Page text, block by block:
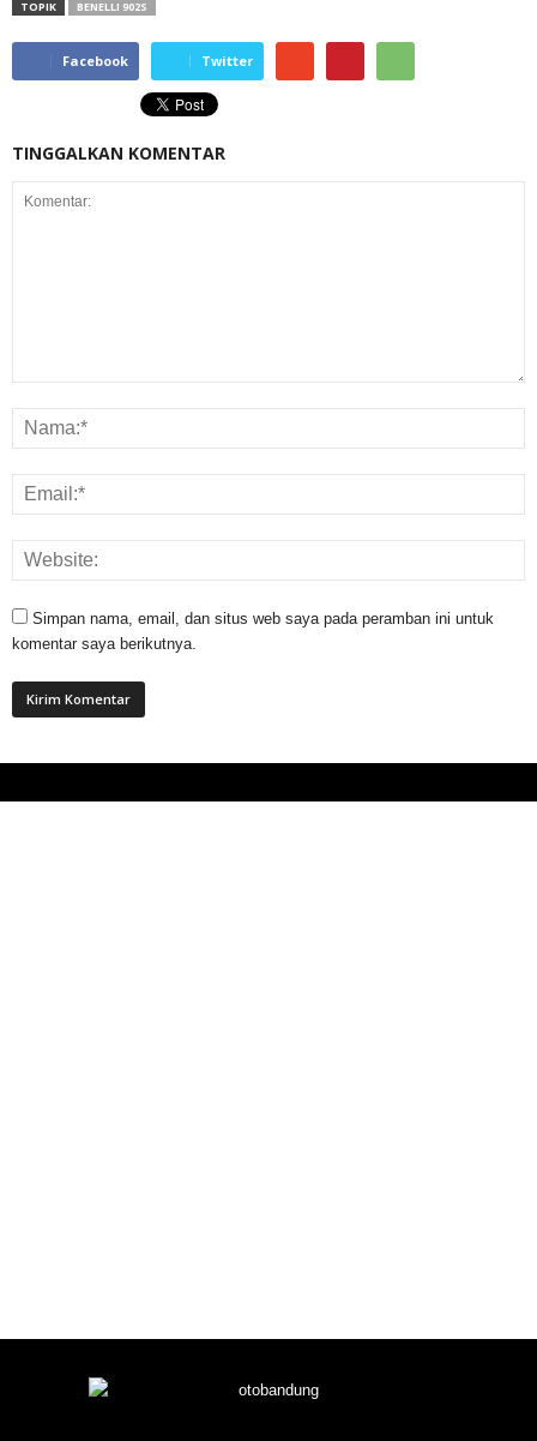
TOPIK BENELLI 902S
Facebook Twitter
TINGGALKAN KOMENTAR
Simpan nama, email, dan situs web saya pada peramban ini untuk
komentar saya berikutnya.